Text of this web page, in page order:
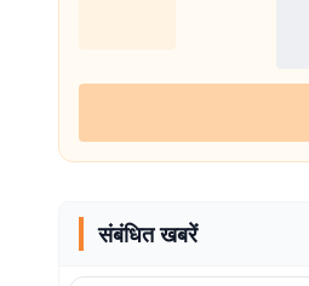
संबंधित खबरें